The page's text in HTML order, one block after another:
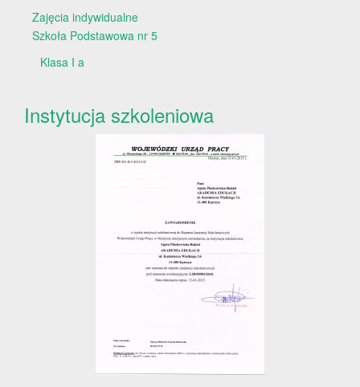
Zajęcia indywidualne
Szkoła Podstawowa nr 5
Klasa I a
Instytucja szkoleniowa